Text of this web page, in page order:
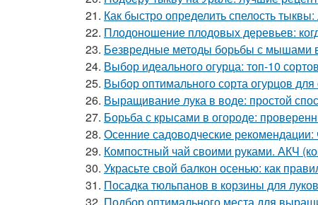
21. Как быстро определить спелость
22. Плодоношение плодовых деревьев:
23. Безвредные методы борьбы с мышами
24. Выбор идеального огурца: топ-10
25. Выбор оптимального сорта огурцов
26. Выращивание лука в воде: простой
27. Борьба с крысами в огороде:
28. Осенние садоводческие
29. Компостный чай своими руками. АКЧ
30. Украсьте свой балкон осенью: как
31. Посадка тюльпанов в корзины для